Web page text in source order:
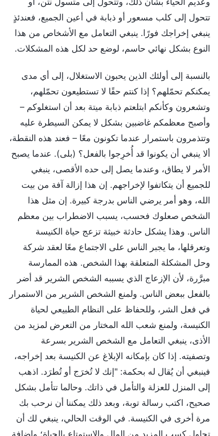
تتحول إلى كلب مسعور أو ذبابة في أعين الجميع، فعندئذٍ
ينبغي إخراجك فورًا. ينبغي التعامل مع الأشخاص من هذا
النوع بشكل نهائي حاسم، لوضع حد لكل هذه المشكلات.
بالنسبة إلى أولئك الذين يحبون الاستغلال، إلى أي مدى
يمكنكم تحمّلهم؟ إذا كنتم حقًا لا تستطيعون تحمّلهم،
وتشعرون وكأنكم ابتلعتم ذبابة ميتة بعد أن استغلوكم –
وأصبح معظمكم غاضبين بشكل لا يمكن السيطرة عليه
وتتذمرون باستمرار عندما تكونون معًا – فعند هذه النقطة،
ألا ينبغي أن يكونوا قد أُخرِجوا بالفعل؟ (بلى). عندما يصبح
الأمر لا يطاق، وعندما يصل إلى حده الأقصى، ينبغي
للجميع أن يتكاتفوا لإخراجهم. إن هذا إزالة آفة من بيت
الله، وهو أمر يرضي الناس بدرجة كبيرة. إن مثل هذا
الشخص صعلوك فحسب، يسبب الاضطراب بين معظم
الناس. وهذا يشكل حادثة خبيثة تزعج حياة الكنيسة
وتعرقلها، ما يجبر الناس على الاجتماع معًا لعقد شركة
وحل المشكلة المتعلقة بهذا الشخص. هذه الممارسة
مبرَّرة، لأن الإزعاج الذي يسببه الشخص الشرير قد أضر
بالفعل ببعض الناس. ولمنع الشخص الشرير من الاستمرار
في فعل الشر، وللحفاظ على النظام الطبيعي لحياة
الكنيسة، ولمنع شعب الله المختار من التعرض لمزيد من
الأذى، ينبغي التعامل مع الشخص الشرير بسرعة
وتصفيته. إذا كان بإمكانه الإبلاغ عن الكنيسة بعد إخراجه،
فينبغي أن يُقال له بحكمة: "إنك لا تُخرَج أو تُطرَد. اذهب
إلى المنزل للعزلة والتأمل في ذاتك. وحالما تتأمل بشكل
صحيح، اكتب رسالة توبة، وبعد ذلك يمكننا أن نرحب بك
مرة أخرى في الكنيسة. في الوقت الحالي، ينبغي لك أن
تحاول كسب المزيد من المال والاستمتاع بالحياة؛ وإضافة